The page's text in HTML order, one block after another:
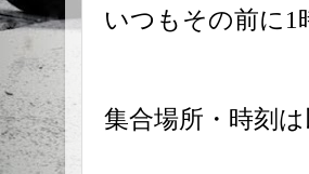
いつもその前に
集合場所・時刻